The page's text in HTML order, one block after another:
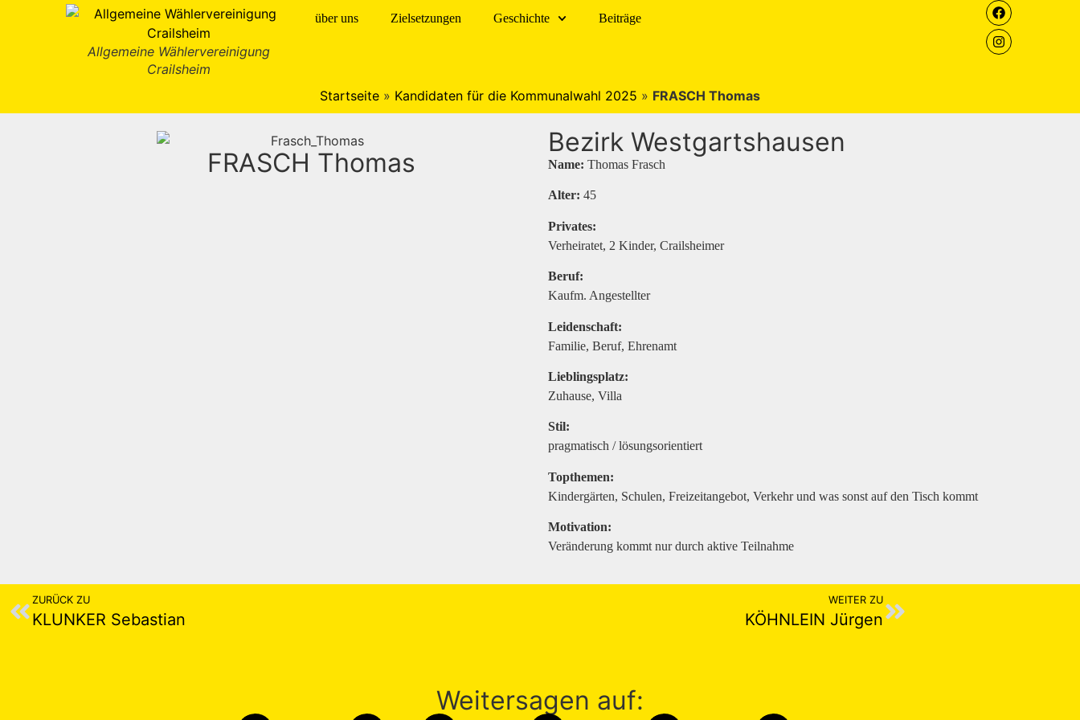
Allgemeine Wählervereinigung
Crailsheim
über uns Zielsetzungen Geschichte Beiträge
Startseite » Kandidaten für die Kommunalwahl 2025 » FRASCH Thomas
FRASCH Thomas
Bezirk Westgartshausen
Name: Thomas Frasch
Alter: 45
Privates:
Verheiratet, 2 Kinder, Crailsheimer
Beruf:
Kaufm. Angestellter
Leidenschaft:
Familie, Beruf, Ehrenamt
Lieblingsplatz:
Zuhause, Villa
Stil:
pragmatisch / lösungsorientiert
Topthemen:
Kindergärten, Schulen, Freizeitangebot, Verkehr und was sonst auf den Tisch kommt
Motivation:
Veränderung kommt nur durch aktive Teilnahme
ZURÜCK ZU
KLUNKER Sebastian
WEITER ZU
KÖHNLEIN Jürgen
Weitersagen auf: